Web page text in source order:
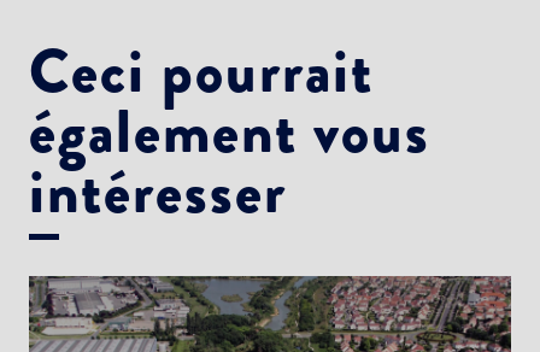
Ceci pourrait
également vous
intéresser